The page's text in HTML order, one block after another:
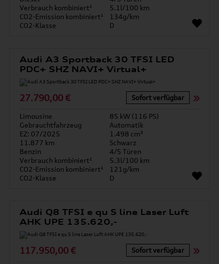
Verbrauch kombiniert¹
5.1l/100 km
CO2-Emission kombiniert¹
134g/km
CO2-Klasse
D
Audi A3 Sportback 30 TFSI LED
PDC+ SHZ NAVI+ Virtual+
27.790,00 € Sofort verfügbar
Limousine
85 kW (116 PS)
Gebrauchtfahrzeug
Automatik
EZ: 07/2025
1.498 cm³
11.877 km
Schwarz
Benzin
4/5 Türen
Verbrauch kombiniert¹
5.3l/100 km
CO2-Emission kombiniert¹
121g/km
CO2-Klasse
D
Audi Q8 TFSI e qu S line Laser Luft
AHK UPE 135.620,-
117.950,00 € Sofort verfügbar